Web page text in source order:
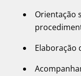
Orientação
Elaboração